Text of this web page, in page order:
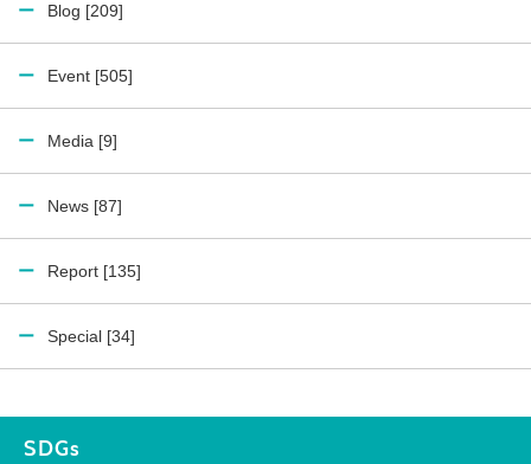
Blog [209]
Event [505]
Media [9]
News [87]
Report [135]
Special [34]
SDGs